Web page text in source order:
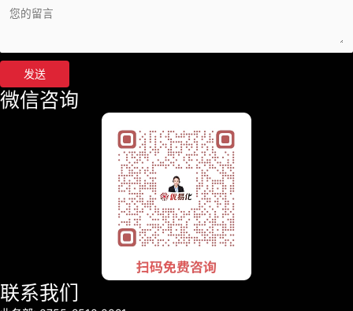
发送
微信咨询
联系我们